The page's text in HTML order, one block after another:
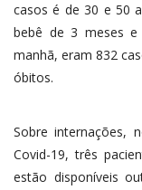
casos é de 30 e 50
bebê de 3 meses
manhã, eram 832
óbitos.
Sobre internações,
Covid-19, três
estão disponíveis